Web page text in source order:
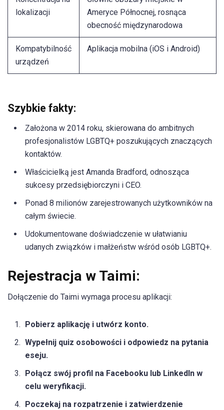
lokalizacji
Ameryce Północnej, rosnąca
obecność międzynarodowa
Kompatybilność
urządzeń
Aplikacja mobilna (iOS i Android)
Szybkie fakty:
Założona w 2014 roku, skierowana do ambitnych
profesjonalistów LGBTQ+ poszukujących znaczących
kontaktów.
Właścicielką jest Amanda Bradford, odnosząca
sukcesy przedsiębiorczyni i CEO.
Ponad 8 milionów zarejestrowanych użytkowników na
całym świecie.
Udokumentowane doświadczenie w ułatwianiu
udanych związków i małżeństw wśród osób LGBTQ+.
Rejestracja w Taimi:
Dołączenie do Taimi wymaga procesu aplikacji:
Pobierz aplikację i utwórz konto.
Wypełnij quiz osobowości i odpowiedz na pytania
eseju.
Połącz swój profil na Facebooku lub LinkedIn w
celu weryfikacji.
Poczekaj na rozpatrzenie i zatwierdzenie